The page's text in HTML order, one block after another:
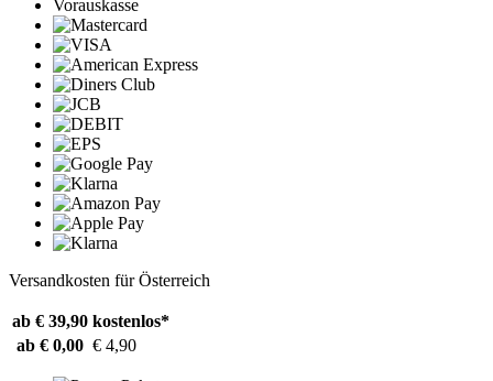
Vorauskasse
Versandkosten für Österreich
ab € 39,90 kostenlos*
ab € 0,00 € 4,90